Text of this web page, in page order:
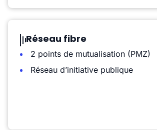
Réseau fibre
2 points de mutualisation (PMZ)
Réseau d’initiative publique